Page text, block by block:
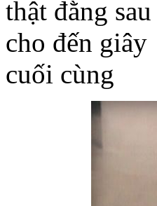
thật đằng
cho đến giây
cuối cùng